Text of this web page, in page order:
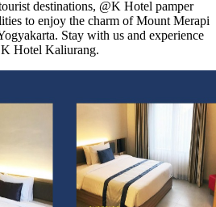
destinations, @K Hotel pamper
to enjoy the charm of Mount Merapi
Stay with us and experience
Hotel Kaliurang.